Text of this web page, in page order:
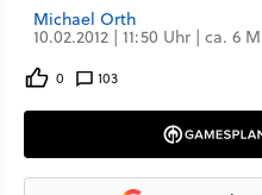
Michael Orth
10.02.2012 | 11:50 Uhr | ca. 6
0 103